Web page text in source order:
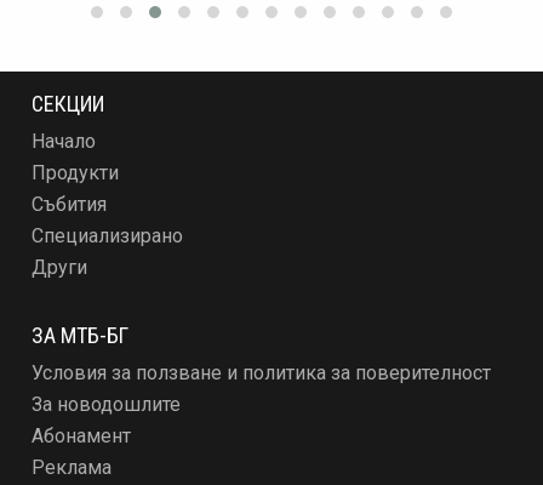
СЕКЦИИ
Начало
Продукти
Събития
Специализирано
Други
ЗА МТБ-БГ
Условия за ползване и политика за поверителност
За новодошлите
Абонамент
Реклама